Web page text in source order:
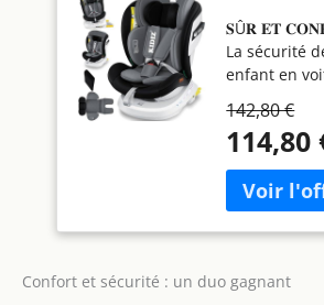
Siège
enfant
Tether |
360°,
0/1/2/3,
naissance,
kg | Avec
soleil, noir
𝐒Û𝐑 𝐄𝐓
La sécurité
enfant en
notre siège-
marque
pouvez
enfant en
Notre siège-
peut être
sens de la
142,80 €
114,80
Confort et sécurité : un duo gagnant